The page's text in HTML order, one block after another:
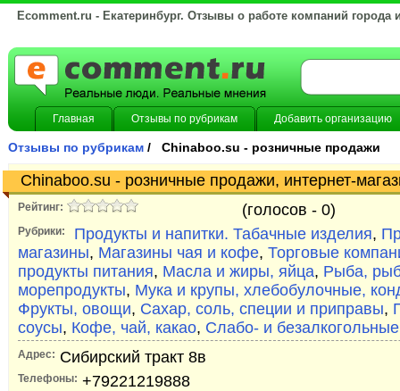
Ecomment.ru - Екатеринбург. Отзывы о работе компаний города
Главная Отзывы по рубрикам Добавить организацию
Отзывы по рубрикам / Chinaboo.su - розничные продажи
Chinaboo.su - розничные продажи, интернет-
Рейтинг: (голосов - 0)
Рубрики: Продукты и напитки. Табачные изделия,
магазины, Магазины чая и кофе, Торговые
продукты питания, Масла и жиры, яйца, Рыба,
морепродукты, Мука и крупы, хлебобулочные,
Фрукты, овощи, Сахар, соль, специи и приправы,
соусы, Кофе, чай, какао, Слабо- и
Адрес: Сибирский тракт 8в
Телефоны: +79221219888